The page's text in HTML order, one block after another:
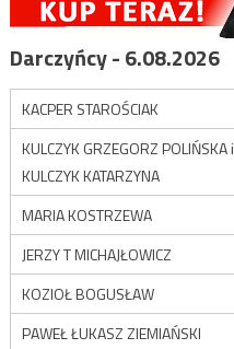
Darczyńcy - 6.08.2026
KACPER STAROŚCIAK
KULCZYK GRZEGORZ POLIŃSKA i
KULCZYK KATARZYNA
MARIA KOSTRZEWA
JERZY T MICHAJŁOWICZ
KOZIOŁ BOGUSŁAW
PAWEŁ ŁUKASZ ZIEMIAŃSKI